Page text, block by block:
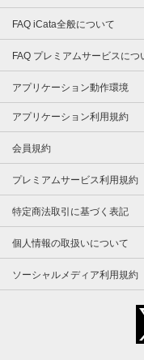
FAQ iCata全般について
FAQ プレミアムサービスにつ
アプリケーション動作環境
アプリケーション利用規約
会員規約
プレミアムサービス利用規約
特定商法取引に基づく表記
個人情報の取扱いについて
ソーシャルメディア利用規約